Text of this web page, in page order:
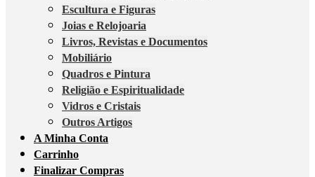
Escultura e Figuras
Joias e Relojoaria
Livros, Revistas e Documentos
Mobiliário
Quadros e Pintura
Religião e Espiritualidade
Vidros e Cristais
Outros Artigos
A Minha Conta
Carrinho
Finalizar Compras